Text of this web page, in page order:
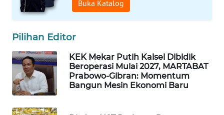
Buka Katalog
Pilihan Editor
KEK Mekar Putih Kalsel Dibidik
Beroperasi Mulai 2027, MARTABAT
Prabowo-Gibran: Momentum
Bangun Mesin Ekonomi Baru
Network
KONSUMEN
LISTRIK
MASYARAKAT
KELISTRIKAN